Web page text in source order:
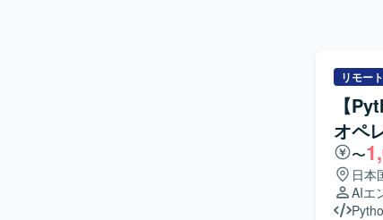
リモー
【
オペ
〜
日本
AIエ